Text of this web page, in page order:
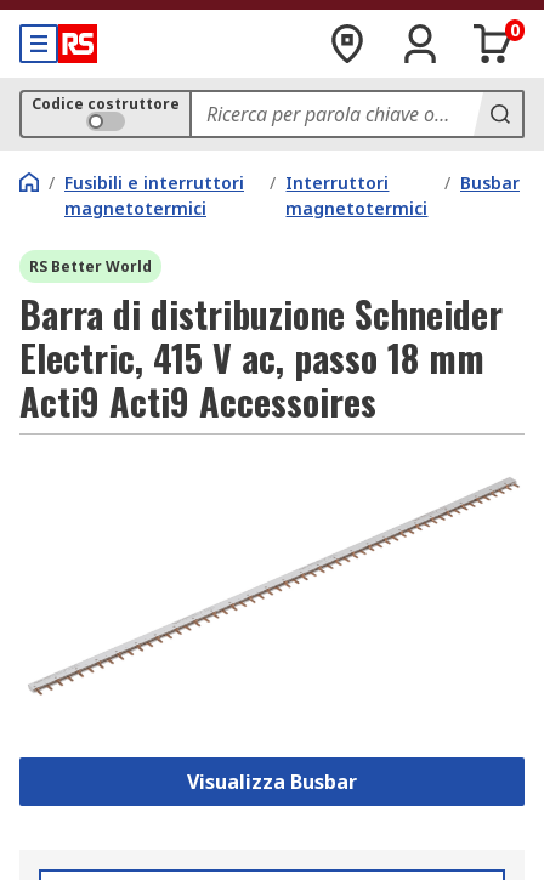
0
Codice costruttore
/ Fusibili e interruttori
magnetotermici
/ Interruttori
magnetotermici
/ Busbar
RS Better World
Barra di distribuzione Schneider
Electric, 415 V ac, passo 18 mm
Acti9 Acti9 Accessoires
Visualizza Busbar